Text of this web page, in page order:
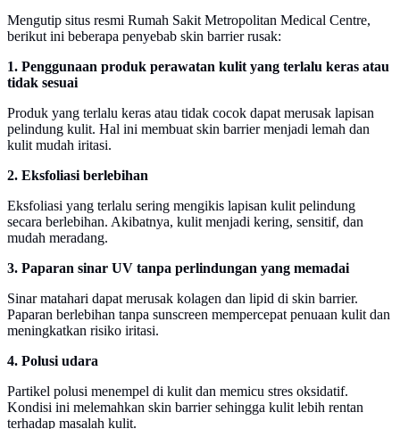
Mengutip situs resmi Rumah Sakit Metropolitan Medical Centre,
berikut ini beberapa penyebab skin barrier rusak:
1. Penggunaan produk perawatan kulit yang terlalu keras atau
tidak sesuai
Produk yang terlalu keras atau tidak cocok dapat merusak lapisan
pelindung kulit. Hal ini membuat skin barrier menjadi lemah dan
kulit mudah iritasi.
2. Eksfoliasi berlebihan
Eksfoliasi yang terlalu sering mengikis lapisan kulit pelindung
secara berlebihan. Akibatnya, kulit menjadi kering, sensitif, dan
mudah meradang.
3. Paparan sinar UV tanpa perlindungan yang memadai
Sinar matahari dapat merusak kolagen dan lipid di skin barrier.
Paparan berlebihan tanpa sunscreen mempercepat penuaan kulit dan
meningkatkan risiko iritasi.
4. Polusi udara
Partikel polusi menempel di kulit dan memicu stres oksidatif.
Kondisi ini melemahkan skin barrier sehingga kulit lebih rentan
terhadap masalah kulit.